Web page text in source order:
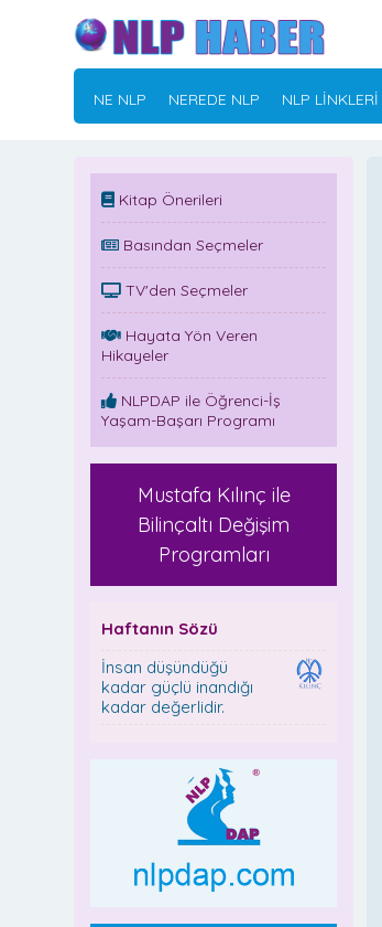
NE NLP NEREDE NLP NLP LİNKLERİ
Kitap Önerileri
Basından Seçmeler
TV'den Seçmeler
Hayata Yön Veren
Hikayeler
NLPDAP ile Öğrenci-İş
Yaşam-Başarı Programı
Mustafa Kılınç ile
Bilinçaltı Değişim
Programları
Haftanın Sözü
İnsan düşündüğü
kadar güçlü inandığı
kadar değerlidir.